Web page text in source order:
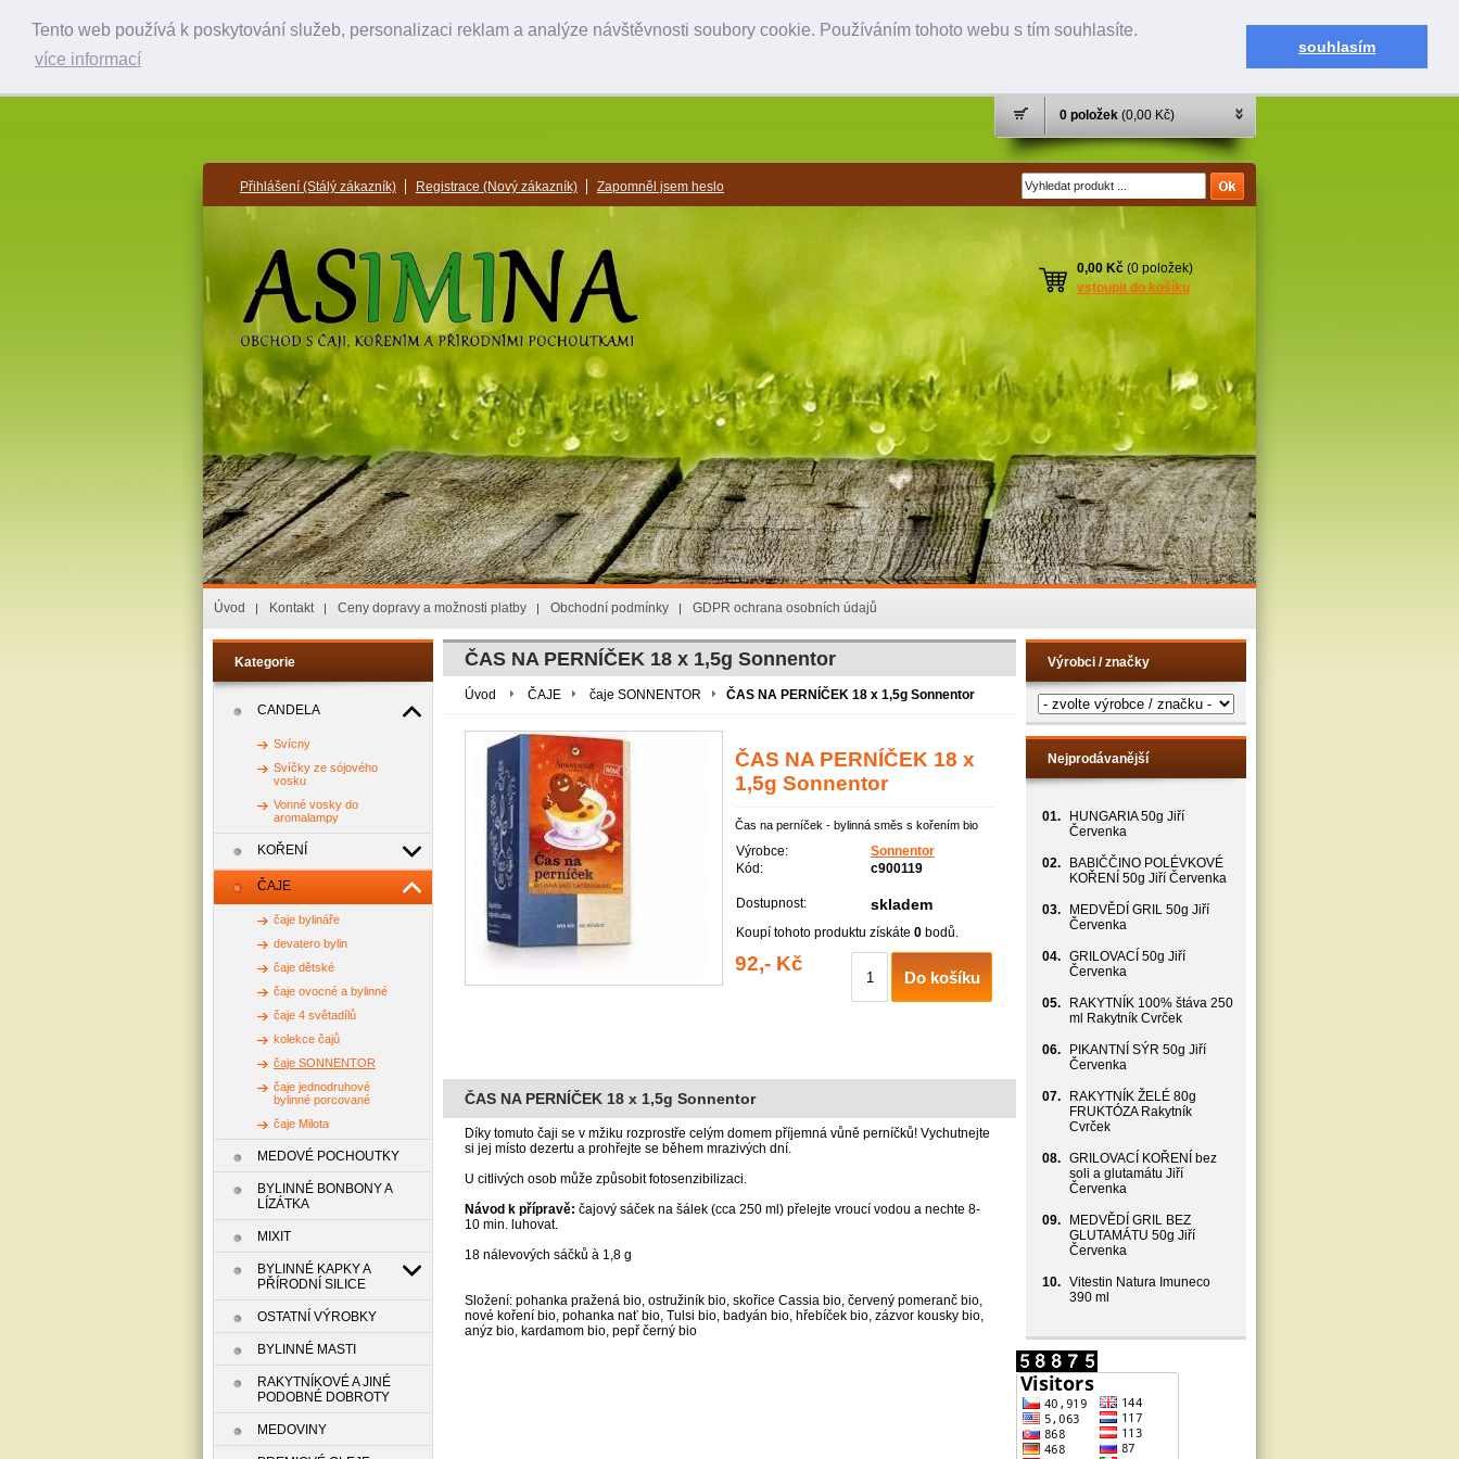
Tento web používá k poskytování služeb, personalizaci reklam a analýze návštěvnosti soubory cookie. Používáním tohoto webu s tím souhlasíte.
více informací
souhlasím
0 položek (0,00 Kč)
Přihlášení (Stálý zákazník) Registrace (Nový zákazník) Zapomněl jsem heslo
0,00 Kč (0 položek)
vstoupit do košíku
Úvod Kontakt Ceny dopravy a možnosti platby Obchodní podmínky GDPR ochrana osobních údajů
Kategorie
CANDELA
Svícny
Svíčky ze sójového
vosku
Vonné vosky do
aromalampy
KOŘENÍ
ČAJE
čaje bylináře
devatero bylin
čaje dětské
čaje ovocné a bylinné
čaje 4 světadílů
kolekce čajů
čaje SONNENTOR
čaje jednodruhové
bylinné porcované
čaje Milota
MEDOVÉ POCHOUTKY
BYLINNÉ BONBONY A
LÍZÁTKA
MIXIT
BYLINNÉ KAPKY A
PŘÍRODNÍ SILICE
OSTATNÍ VÝROBKY
BYLINNÉ MASTI
RAKYTNÍKOVÉ A JINÉ
PODOBNÉ DOBROTY
MEDOVINY
ČAS NA PERNÍČEK 18 x 1,5g Sonnentor
Úvod ČAJE čaje SONNENTOR ČAS NA PERNÍČEK 18 x 1,5g Sonnentor
ČAS NA PERNÍČEK 18 x
1,5g Sonnentor
Čas na perníček - bylinná směs s kořením bio
Výrobce:
Sonnentor
Kód:
c900119
Dostupnost: skladem
Koupí tohoto produktu získáte 0 bodů.
92,- Kč
Do košíku
ČAS NA PERNÍČEK 18 x 1,5g Sonnentor
Díky tomuto čaji se v mžiku rozprostře celým domem příjemná vůně perníčků! Vychutnejte
si jej místo dezertu a prohřejte se během mrazivých dní.
U citlivých osob může způsobit fotosenzibilizaci.
Návod k přípravě: čajový sáček na šálek (cca 250 ml) přelejte vroucí vodou a nechte 8-
10 min. luhovat.
18 nálevových sáčků à 1,8 g
Složení: pohanka pražená bio, ostružiník bio, skořice Cassia bio, červený pomeranč bio,
nové koření bio, pohanka nať bio, Tulsi bio, badyán bio, hřebíček bio, zázvor kousky bio,
anýz bio, kardamom bio, pepř černý bio
Výrobci / značky
Nejprodávanější
01.
HUNGARIA 50g Jiří
Červenka
02.
BABIČČINO POLÉVKOVÉ
KOŘENÍ 50g Jiří Červenka
03.
MEDVĚDÍ GRIL 50g Jiří
Červenka
04. GRILOVACÍ 50g Jiří
Červenka
05.
RAKYTNÍK 100% štáva 250
ml Rakytník Cvrček
06.
PIKANTNÍ SÝR 50g Jiří
Červenka
07.
RAKYTNÍK ŽELÉ 80g
FRUKTÓZA Rakytník
Cvrček
08. GRILOVACÍ KOŘENÍ bez
soli a glutamátu Jiří
Červenka
09.
MEDVĚDÍ GRIL BEZ
GLUTAMÁTU 50g Jiří
Červenka
10. Vitestin Natura Imuneco
390 ml